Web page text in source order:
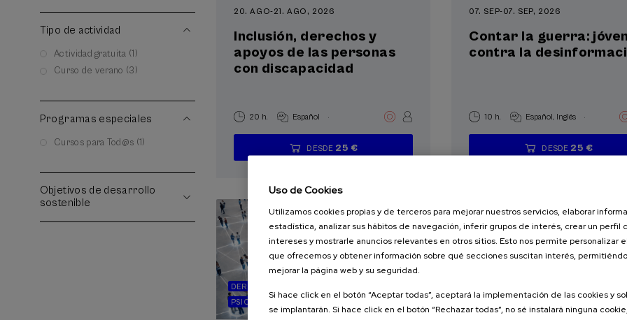
Tipo de actividad
Actividad gratuita (1)
Curso de verano (3)
Programas especiales
Cursos para Tod@s (1)
Objetivos de desarrollo
sostenible
20. AGO-21. AGO, 2026
Inclusión, derechos y
apoyos de las personas
con discapacidad
20 h. Español .
...
DESDE 25 €
Últimas
Gratuito
Fecha
Lista
Plazo
07. SEP-07. SEP, 2026
Contar la guerra:
contra la
10 h. Español Inglés .
...
DESDE 25 €
Últimas
Gratuito
Fecha
Lista
Plazo
DERECHO
PSICOLOGÍA
Uso de Cookies
Utilizamos cookies propias y de terceros para mejorar nuestros servicios, elaborar
estadística, analizar sus hábitos de navegación, inferir grupos de interés, crear un perfil
intereses y mostrarle anuncios relevantes en otros sitios. Esto nos permite personalizar
que ofrecemos y obtener información sobre qué secciones suscitan interés,
mejorar la página web y su seguridad.
Si hace click en el botón “Aceptar todas”, aceptará la implementación de las cookies y
se implantarán. Si hace click en el botón “Rechazar todas”, no sé instalará ninguna